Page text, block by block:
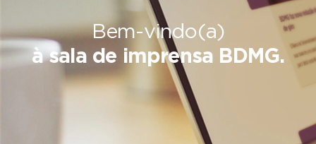
Bem-vindo(a)
à sala de imprensa BDMG.